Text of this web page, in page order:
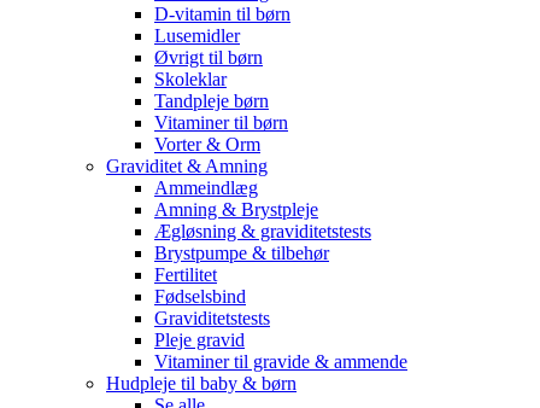
D-vitamin til børn
Lusemidler
Øvrigt til børn
Skoleklar
Tandpleje børn
Vitaminer til børn
Vorter & Orm
Graviditet & Amning
Ammeindlæg
Amning & Brystpleje
Ægløsning & graviditetstests
Brystpumpe & tilbehør
Fertilitet
Fødselsbind
Graviditetstests
Pleje gravid
Vitaminer til gravide & ammende
Hudpleje til baby & børn